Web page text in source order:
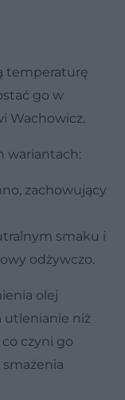
temperaturę
go w
Wachowicz.
wariantach:
zachowujący
smaku i
odżywczo.
olej
utlenianie niż
czyni go